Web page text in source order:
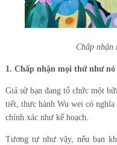
Chấp nhận
1. Chấp nhận mọi thứ như nó
Giả sử bạn đang tổ chức một
tiết, thực hành Wu wei có
chính xác như kế hoạch.
Tương tự như vậy, nếu bạn